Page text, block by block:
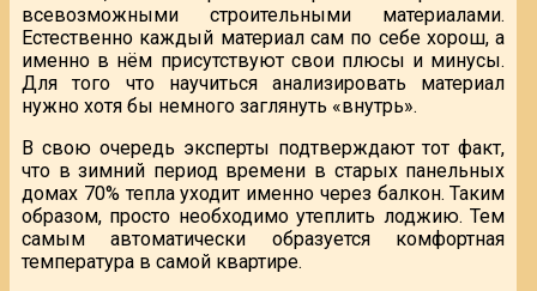
всевозможными строительными материалами.
Естественно каждый материал сам по себе хорош, а
именно в нём присутствуют свои плюсы и минусы.
Для того что научиться анализировать материал
нужно хотя бы немного заглянуть «внутрь».
В свою очередь эксперты подтверждают тот факт,
что в зимний период времени в старых панельных
домах 70% тепла уходит именно через балкон. Таким
образом, просто необходимо утеплить лоджию. Тем
самым автоматически образуется комфортная
температура в самой квартире.